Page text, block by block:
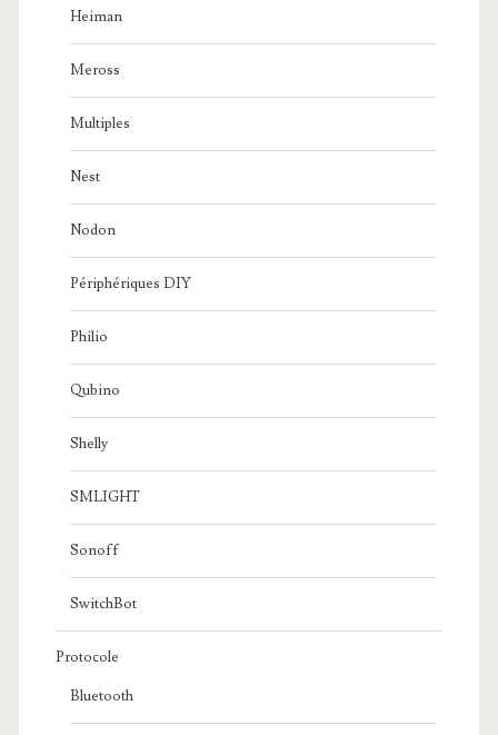
Heiman
Meross
Multiples
Nest
Nodon
Périphériques DIY
Philio
Qubino
Shelly
SMLIGHT
Sonoff
SwitchBot
Protocole
Bluetooth